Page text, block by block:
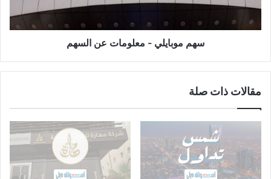
سهم موبايلي - معلومات عن السهم
مقالات ذات صلة